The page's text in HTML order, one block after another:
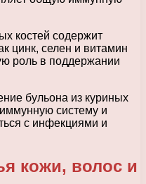
костей содержит
цинк, селен и витамин
роль в поддержании
бульона из куриных
систему и
с инфекциями и
кожи, волос и